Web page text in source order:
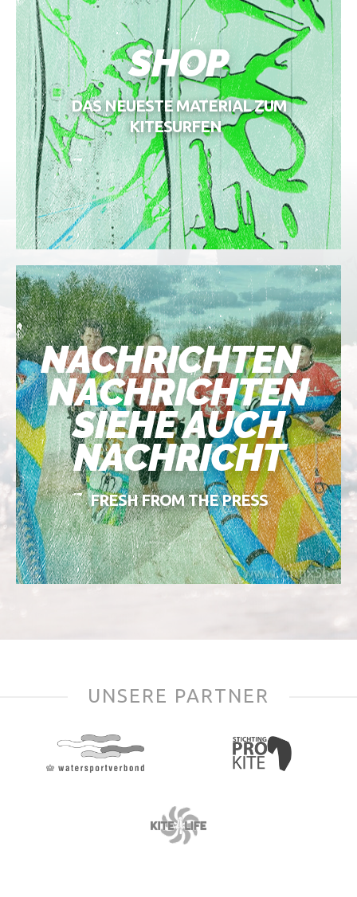
SHOP
DAS NEUESTE MATERIAL ZUM
KITESURFEN
NACHRICHTEN
NACHRICHTEN
SIEHE AUCH
NACHRICHT
FRESH FROM THE PRESS
UNSERE PARTNER